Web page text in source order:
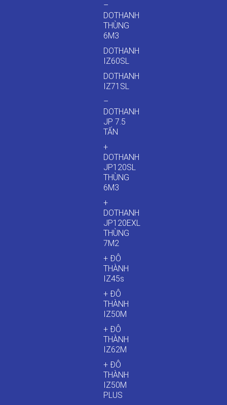
–
DOTHANH
THÙNG
6M3
DOTHANH
IZ60SL
DOTHANH
IZ71SL
–
DOTHANH
JP 7.5
TẤN
+
DOTHANH
JP120SL
THÙNG
6M3
+
DOTHANH
JP120EXL
THÙNG
7M2
+ ĐÔ
THÀNH
IZ45s
+ ĐÔ
THÀNH
IZ50M
+ ĐÔ
THÀNH
IZ62M
+ ĐÔ
THÀNH
IZ50M
PLUS